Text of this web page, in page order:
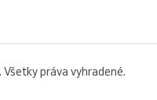
práva vyhradené.